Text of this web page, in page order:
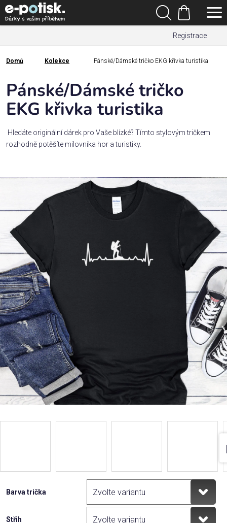
Přejít
na
obsah
Registrace
Hledat
Nákupní
košík
Kategorie
Dárek
zájmy a
sport
Příležitosti
Domácnost
Kolekce
Oblečení
Přihlášení
Domů
Domů Kolekce Pánské/Dámské tričko EKG křivka turistika
Barva trička
Střih
Pánské/Dámské tričko
EKG křivka turistika
Hledáte originální dárek pro Vaše blízké? Tímto stylovým tričkem
rozhodně potěšíte milovníka hor a turistiky.